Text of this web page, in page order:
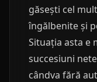
găsești cel
îngălbenite și
Situația asta e
succesiuni
cândva fără